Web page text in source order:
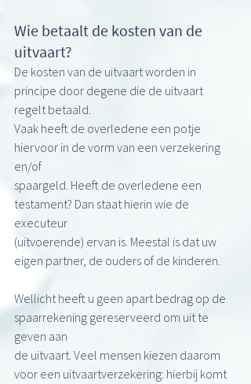
Wie betaalt de kosten van de
uitvaart?
De kosten van de uitvaart worden in
principe door degene die de uitvaart
regelt betaald.
Vaak heeft de overledene een potje
hiervoor in de vorm van een verzekering
en/of
spaargeld. Heeft de overledene een
testament? Dan staat hierin wie de
executeur
(uitvoerende) ervan is. Meestal is dat uw
eigen partner, de ouders of de kinderen.
Wellicht heeft u geen apart bedrag op de
spaarrekening gereserveerd om uit te
geven aan
de uitvaart. Veel mensen kiezen daarom
voor een uitvaartverzekering: hierbij komt